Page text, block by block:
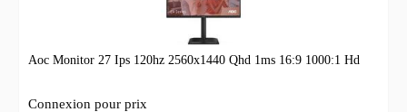
Aoc Monitor 27 Ips 120hz 2560x1440 Qhd 1ms 16:9 1000:1 Hd
Connexion pour prix